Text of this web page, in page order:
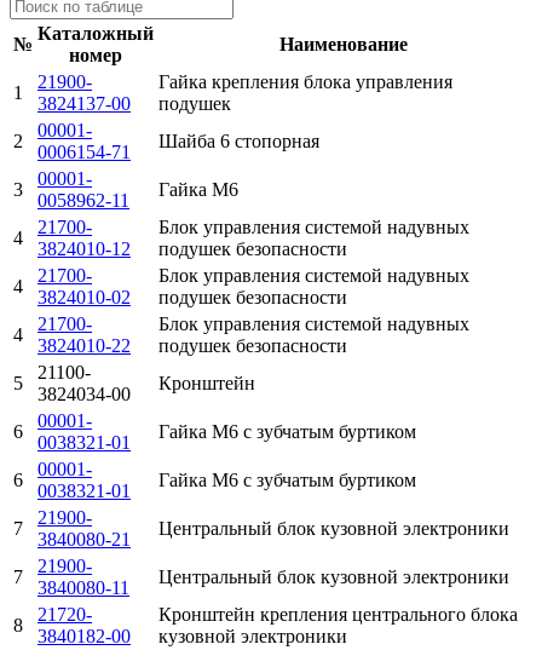
№
Каталожный
номер
Наименование
1
21900-
3824137-00
Гайка крепления блока управления
подушек
2
00001-
0006154-71
Шайба 6 стопорная
3
00001-
0058962-11
Гайка М6
4
21700-
3824010-12
Блок управления системой надувных
подушек безопасности
4
21700-
3824010-02
Блок управления системой надувных
подушек безопасности
4
21700-
3824010-22
Блок управления системой надувных
подушек безопасности
5
21100-
3824034-00
Кронштейн
6
00001-
0038321-01
Гайка М6 с зубчатым буртиком
6
00001-
0038321-01
Гайка М6 с зубчатым буртиком
7
21900-
3840080-21
Центральный блок кузовной электроники
7
21900-
3840080-11
Центральный блок кузовной электроники
8
21720-
3840182-00
Кронштейн крепления центрального блока
кузовной электроники